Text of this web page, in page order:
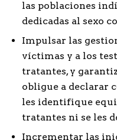
las poblaciones
dedicadas al sexo
Impulsar las
víctimas y a los
tratantes, y
obligue a declarar
les identifique
tratantes ni se les
Incrementar las